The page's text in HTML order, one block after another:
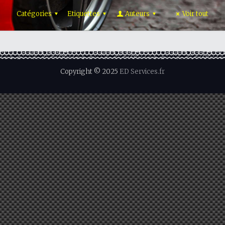
Catégories Etiquettes Auteurs Voir tout
Copyright © 2025 ED Services.fr